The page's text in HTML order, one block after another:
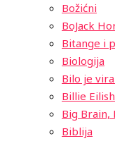
Božićni
BoJack
Bitange i
Biologija
Bilo je
Billie Eilish
Big Brain,
Biblija